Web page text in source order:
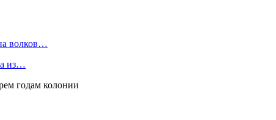
волков…
из…